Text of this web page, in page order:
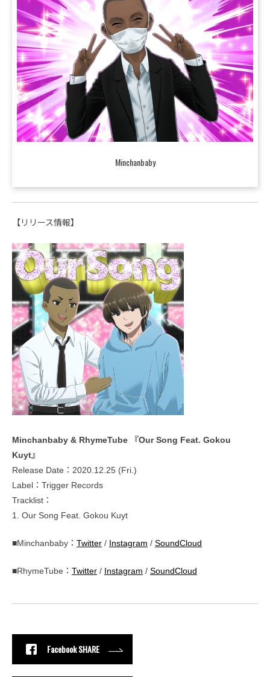
Minchanbaby
【リリース情報】
Minchanbaby & RhymeTube 『Our Song Feat. Gokou
Kuyt』
Release Date：2020.12.25 (Fri.)
Label：Trigger Records
Tracklist：
1. Our Song Feat. Gokou Kuyt
■Minchanbaby： Twitter / Instagram / SoundCloud
■RhymeTube： Twitter / Instagram / SoundCloud
Facebook SHARE